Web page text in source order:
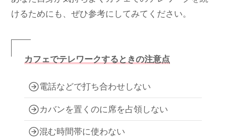
けるためにも、ぜひ参考にしてみてください。
カフェでテレワークするときの注意点
電話などで打ち合わせしない
カバンを置くのに席を占領しない
混む時間帯に使わない